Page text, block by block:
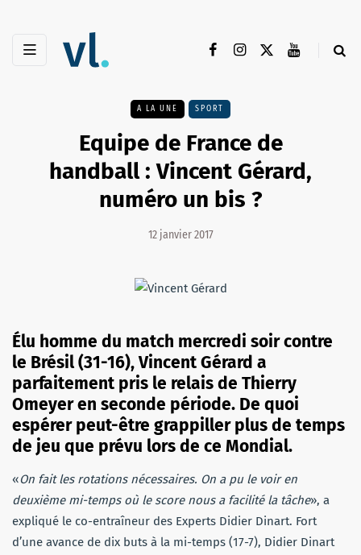
A LA UNE SPORT
Equipe de France de
handball : Vincent Gérard,
numéro un bis ?
12 janvier 2017
Élu homme du match mercredi soir contre
le Brésil (31-16), Vincent Gérard a
parfaitement pris le relais de Thierry
Omeyer en seconde période. De quoi
espérer peut-être grappiller plus de temps
de jeu que prévu lors de ce Mondial.
«On fait les rotations nécessaires. On a pu le voir en
deuxième mi-temps où le score nous a facilité la tâche», a
expliqué le co-entraîneur des Experts Didier Dinart. Fort
d’une avance de dix buts à la mi-temps (17-7), Didier Dinart